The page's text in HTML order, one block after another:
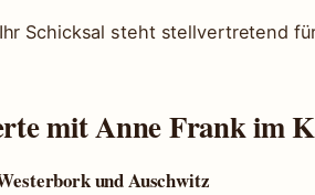
Schicksal steht stellvertretend
mit Anne Frank im
und Auschwitz